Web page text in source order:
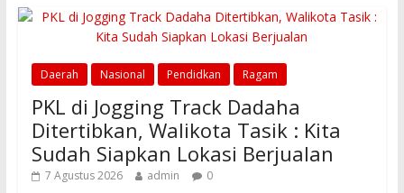
Daerah Nasional Pendidkan Ragam
PKL di Jogging Track Dadaha
Ditertibkan, Walikota Tasik : Kita
Sudah Siapkan Lokasi Berjualan
7 Agustus 2026 admin 0